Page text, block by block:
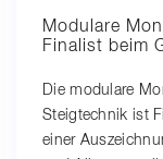
Modulare
Finalist beim
Die modulare
Steigtechnik ist
einer